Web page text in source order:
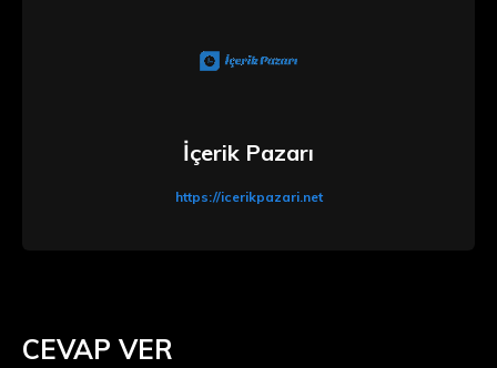
CEVAP VER
İçerik Pazarı
https://icerikpazari.net